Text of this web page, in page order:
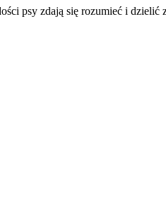
psy zdają się rozumieć i